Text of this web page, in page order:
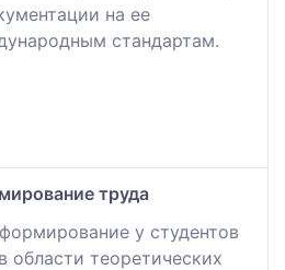
на ее
стандартам.
труда
у студентов
области теоретических